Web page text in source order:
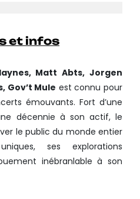
et infos
Matt Abts, Jorgen
Gov’t Mule est connu pour
émouvants. Fort d’une
décennie à son actif, le
le public du monde entier
ses explorations
inébranlable à son